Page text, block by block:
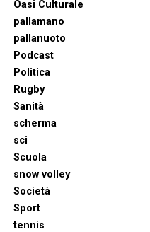
Oasi Culturale
pallamano
pallanuoto
Podcast
Politica
Rugby
Sanità
scherma
sci
Scuola
snow volley
Società
Sport
tennis